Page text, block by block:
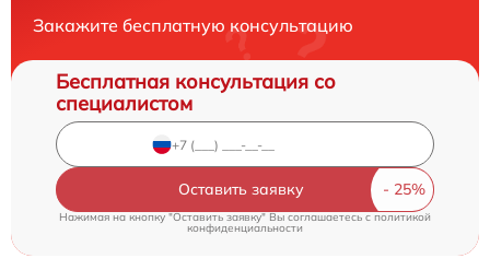
Закажите бесплатную консультацию
Бесплатная консультация со
специалистом
Оставить заявку
Нажимая на кнопку "Оставить заявку" Вы соглашаетесь c политикой
конфиденциальности